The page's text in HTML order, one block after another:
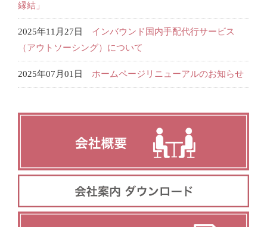
縁結」
2025年11月27日
インバウンド国内手配代行サービス
（アウトソーシング）について
2025年07月01日 ホームページリニューアルのお知らせ